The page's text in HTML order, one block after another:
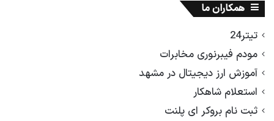
همکاران ما
تیتر24
مودم فیبرنوری مخابرات
آموزش ارز دیجیتال در مشهد
استعلام شاهکار
ثبت نام بروکر ای پلنت